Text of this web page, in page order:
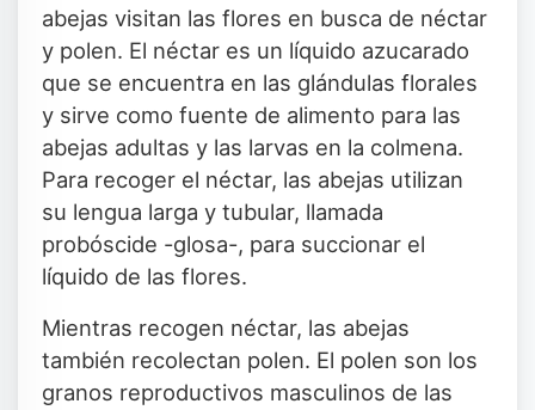
abejas visitan las flores en busca de néctar
y polen. El néctar es un líquido azucarado
que se encuentra en las glándulas florales
y sirve como fuente de alimento para las
abejas adultas y las larvas en la colmena.
Para recoger el néctar, las abejas utilizan
su lengua larga y tubular, llamada
probóscide -glosa-, para succionar el
líquido de las flores.
Mientras recogen néctar, las abejas
también recolectan polen. El polen son los
granos reproductivos masculinos de las